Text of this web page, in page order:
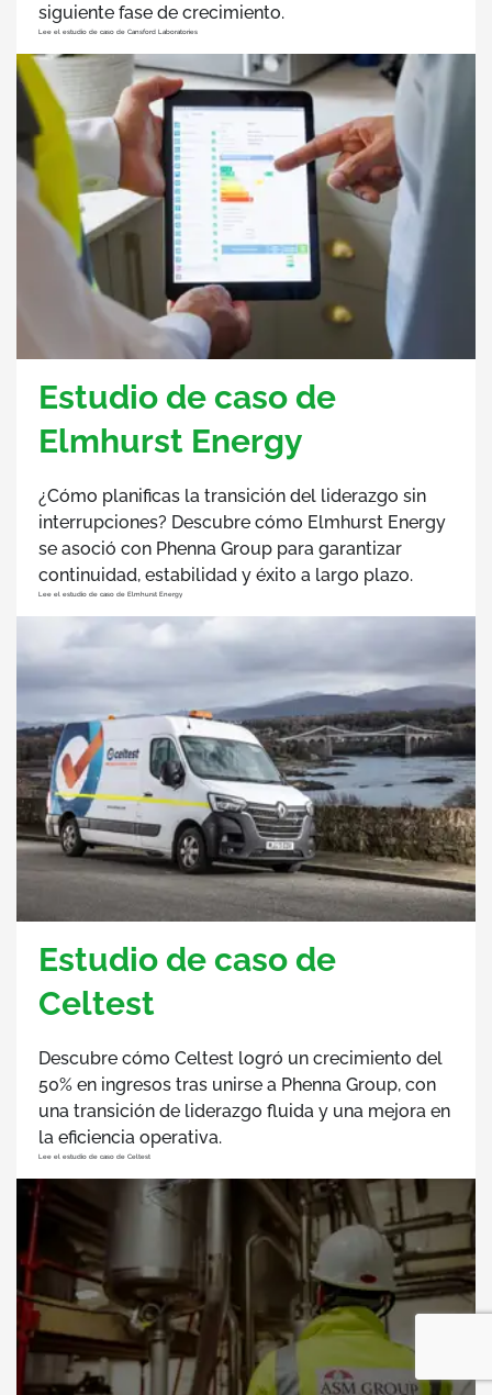
siguiente fase de crecimiento.
Lee el estudio de caso de Cansford Laboratories
Estudio de caso de
Elmhurst Energy
¿Cómo planificas la transición del liderazgo sin
interrupciones? Descubre cómo Elmhurst Energy
se asoció con Phenna Group para garantizar
continuidad, estabilidad y éxito a largo plazo.
Lee el estudio de caso de Elmhurst Energy
Estudio de caso de
Celtest
Descubre cómo Celtest logró un crecimiento del
50% en ingresos tras unirse a Phenna Group, con
una transición de liderazgo fluida y una mejora en
la eficiencia operativa.
Lee el estudio de caso de Celtest